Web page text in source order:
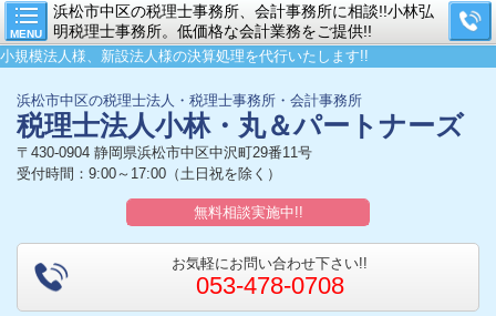
MENU
浜松市中区の税理士事務所、会計事務所に相談!!小林弘
明税理士事務所。低価格な会計業務をご提供!!
小規模法人様、新設法人様の決算処理を代行いたします!!
浜松市中区の税理士法人・税理士事務所・会計事務所
税理士法人小林・丸＆パートナーズ
〒430-0904 静岡県浜松市中区中沢町29番11号
受付時間：9:00～17:00（土日祝を除く）
無料相談実施中!!
お気軽にお問い合わせ下さい!!
053-478-0708